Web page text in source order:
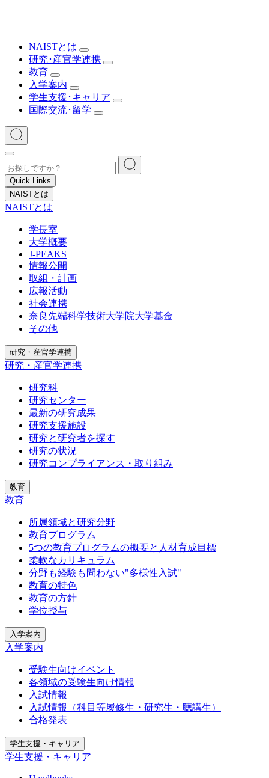
NAISTとは
研究･産官学連携
教育
入学案内
学生支援･キャリア
国際交流･留学
Quick Links
NAISTとは
NAISTとは
学長室
大学概要
J-PEAKS
情報公開
取組・計画
広報活動
社会連携
奈良先端科学技術大学院大学基金
その他
研究・産官学連携
研究・産官学連携
研究科
研究センター
最新の研究成果
研究支援施設
研究と研究者を探す
研究の状況
研究コンプライアンス・取り組み
教育
教育
所属領域と研究分野
教育プログラム
5つの教育プログラムの概要と人材育成目標
柔軟なカリキュラム
分野も経験も問わない"多様性入試"
教育の特色
教育の方針
学位授与
入学案内
入学案内
受験生向けイベント
各領域の受験生向け情報
入試情報
入試情報（科目等履修生・研究生・聴講生）
合格発表
学生支援・キャリア
学生支援・キャリア